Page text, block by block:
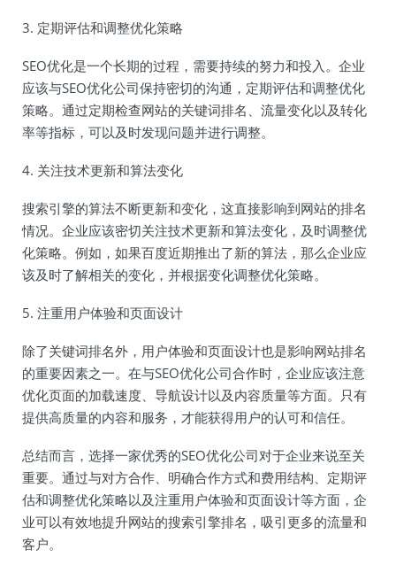
3. 定期评估和调整优化策略
SEO优化是一个长期的过程，需要持续的努力和投入。企业
应该与SEO优化公司保持密切的沟通，定期评估和调整优化
策略。通过定期检查网站的关键词排名、流量变化以及转化
率等指标，可以及时发现问题并进行调整。
4. 关注技术更新和算法变化
搜索引擎的算法不断更新和变化，这直接影响到网站的排名
情况。企业应该密切关注技术更新和算法变化，及时调整优
化策略。例如，如果百度近期推出了新的算法，那么企业应
该及时了解相关的变化，并根据变化调整优化策略。
5. 注重用户体验和页面设计
除了关键词排名外，用户体验和页面设计也是影响网站排名
的重要因素之一。在与SEO优化公司合作时，企业应该注意
优化页面的加载速度、导航设计以及内容质量等方面。只有
提供高质量的内容和服务，才能获得用户的认可和信任。
总结而言，选择一家优秀的SEO优化公司对于企业来说至关
重要。通过与对方合作、明确合作方式和费用结构、定期评
估和调整优化策略以及注重用户体验和页面设计等方面，企
业可以有效地提升网站的搜索引擎排名，吸引更多的流量和
客户。